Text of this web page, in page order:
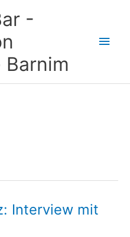
-
Interview mit